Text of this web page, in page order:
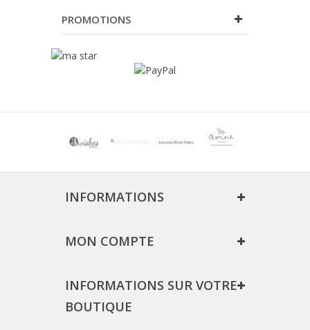
PROMOTIONS
INFORMATIONS
MON COMPTE
INFORMATIONS SUR VOTRE
BOUTIQUE